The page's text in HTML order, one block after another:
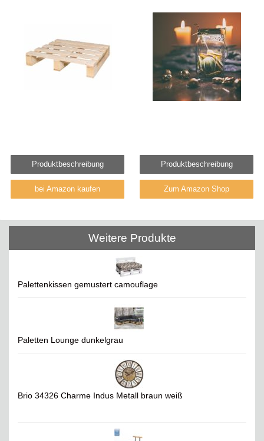
Produktbeschreibung
bei Amazon kaufen
Produktbeschreibung
Zum Amazon Shop
Weitere Produkte
Palettenkissen gemustert camouflage
Paletten Lounge dunkelgrau
Brio 34326 Charme Indus Metall braun weiß